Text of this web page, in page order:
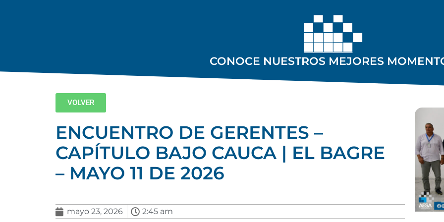
CONOCE NUESTROS MEJORES
VOLVER
ENCUENTRO DE GERENTES –
CAPÍTULO BAJO CAUCA | EL BAGRE
– MAYO 11 DE 2026
mayo 23, 2026 2:45 am